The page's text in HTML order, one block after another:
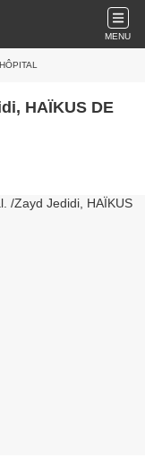
MENU
HAÏKUS DE